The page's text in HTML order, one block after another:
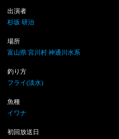
出演者
杉坂 研治
場所
富山県 宮川村 神通川水系
釣り方
フライ(淡水)
魚種
イワナ
初回放送日